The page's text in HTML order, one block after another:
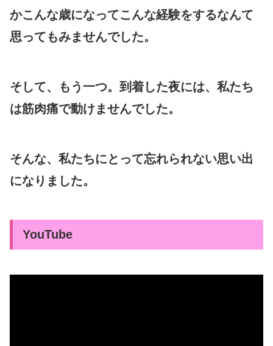
かこんな歳になってこんな経験をするなんて
思ってもみませんでした。
そして、もう一つ。到着した夜には、私たち
は筋肉痛で動けませんでした。
そんな、私たちにとって忘れられない思い出
になりました。
YouTube